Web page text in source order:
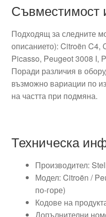
Съвместимост
Подходящ за следните
описанието): Citroën C4,
Picasso, Peugeot 3008 I,
Поради различия в
възможно вариации по
на частта при подмяна.
Техническа
Производител:
Модел: Citroën /
по-горе)
Кодове на
Допълнителни